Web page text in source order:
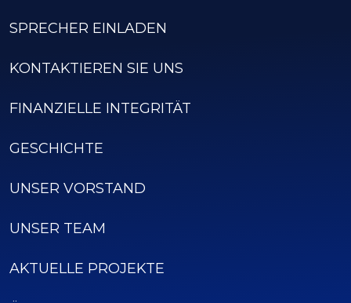
SPRECHER EINLADEN
KONTAKTIEREN SIE UNS
FINANZIELLE INTEGRITÄT
GESCHICHTE
UNSER VORSTAND
UNSER TEAM
AKTUELLE PROJEKTE